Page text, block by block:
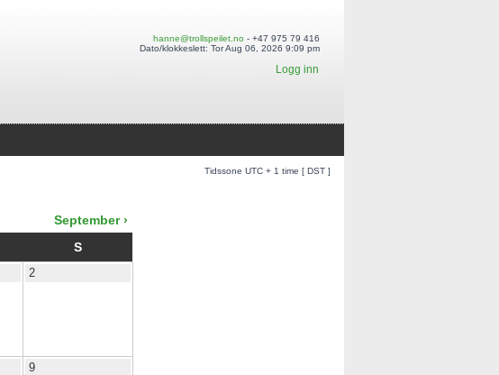
hanne@trollspeilet.no - +47 975 79 416
Dato/klokkeslett: Tor Aug 06, 2026 9:09 pm
Logg inn
Tidssone UTC + 1 time [ DST ]
September ›
S
2
9